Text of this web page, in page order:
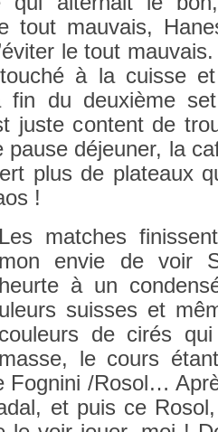
tout mauvais,
le tout
à la cuis­se
fin du deuxième
juste con­tent de
pause déjeun­er, la
plus de plateaux
!
Les matches
mon envie de voir
heur­te à un
uleurs suis­ses et
co­uleurs de cirés
masse, le cours
Fog­nini /Rosol…
et puis ce